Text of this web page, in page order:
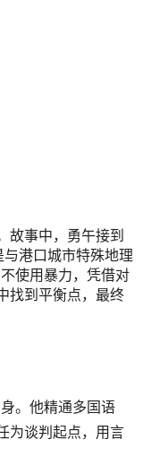
故事中，勇午接到
港口城市特殊地理
使用暴力，凭借对
找到平衡点，最终
。他精通多国语
为谈判起点，用言